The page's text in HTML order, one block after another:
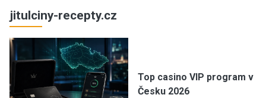
jitulciny-recepty.cz
Top casino VIP program v
Česku 2026